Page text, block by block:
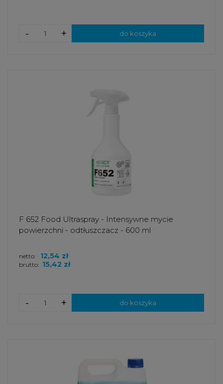
+
- do koszyka
F 652 Food Ultraspray - Intensywne mycie
powierzchni - odtłuszczacz - 600 ml
brutto: 15,42 zł
netto: 12,54 zł
+
- do koszyka